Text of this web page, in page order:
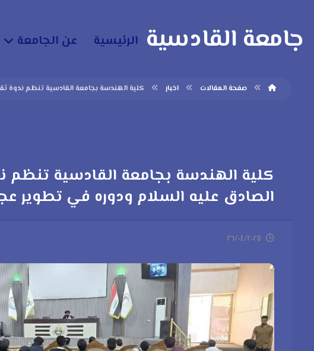
جامعة القادسية الرئيسية عن الجامعة
صفحة المقالات اخبار كلية الهندسة بجامعة القادسية تنظم ندوة
كلية الهندسة بجامعة القادسية تنظم
الصادق عليه السلام ودوره في تطوير
٢٦/٠٤/٢٠٢٥